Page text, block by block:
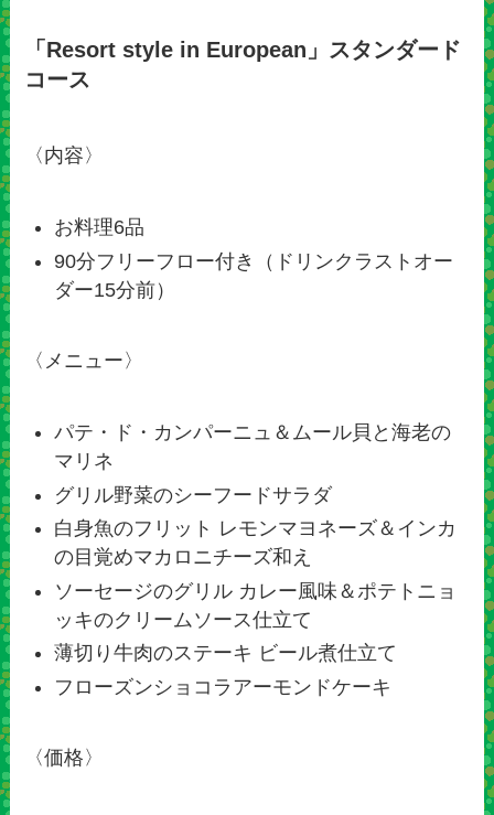
「Resort style in European」スタンダード
コース
〈内容〉
お料理6品
90分フリーフロー付き（ドリンクラストオー
ダー15分前）
〈メニュー〉
パテ・ド・カンパーニュ＆ムール貝と海老の
マリネ
グリル野菜のシーフードサラダ
白身魚のフリット レモンマヨネーズ＆インカ
の目覚めマカロニチーズ和え
ソーセージのグリル カレー風味＆ポテトニョ
ッキのクリームソース仕立て
薄切り牛肉のステーキ ビール煮仕立て
フローズンショコラアーモンドケーキ
〈価格〉